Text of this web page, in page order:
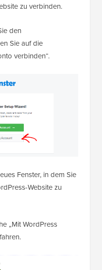
zu verbinden.
den
Sie auf die
verbinden“.
Fenster, in dem Sie
Website zu
„Mit WordPress